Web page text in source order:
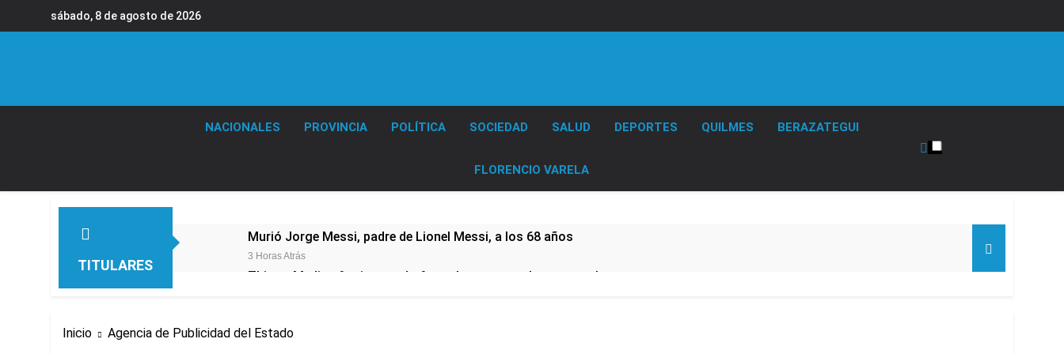
sábado, 8 de agosto de 2026
NACIONALES PROVINCIA POLÍTICA SOCIEDAD SALUD DEPORTES QUILMES BERAZATEGUI
FLORENCIO VARELA
TITULARES
Murió Jorge Messi, padre de Lionel Messi, a los 68 años
3 Horas Atrás
Thiago Medina fue imputado formalmente por abuso sexual
5 Horas Atrás
Inicio Agencia de Publicidad del Estado